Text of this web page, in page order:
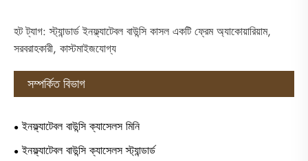
হট ট্যাগ: স্ট্যান্ডার্ড ইনফ্ল্যাটেবল বাউন্সি কাসল একটি ফ্রেম অ্যাকোয়ারিয়াম,
সরবরাহকারী, কাস্টমাইজযোগ্য
সম্পর্কিত বিভাগ
ইনফ্ল্যাটেবল বাউন্সি ক্যাসেলস মিনি
ইনফ্ল্যাটেবল বাউন্সি ক্যাসেলস স্ট্যান্ডার্ড